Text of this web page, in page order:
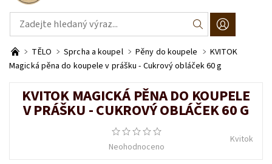
TĚLO Sprcha a koupel Pěny do koupele
KVITOK
Magická pěna do koupele v prášku - Cukrový obláček 60 g
KVITOK MAGICKÁ PĚNA DO KOUPELE
V PRÁŠKU - CUKROVÝ OBLÁČEK 60 G
Neohodnoceno
Kvitok